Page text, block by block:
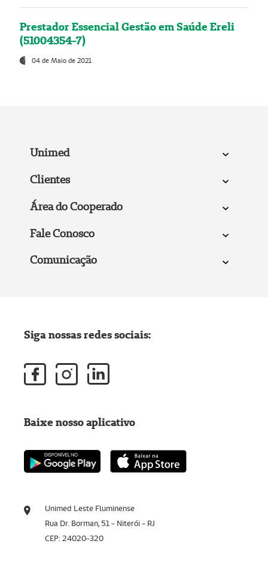
Prestador Essencial Gestão em Saúde Ereli
(51004354-7)
04 de Maio de 2021
Unimed
Clientes
Área do Cooperado
Fale Conosco
Comunicação
Unimed Leste Fluminense
Rua Dr. Borman, 51 - Niterói - RJ
CEP: 24020-320
Siga nossas redes sociais:
Baixe nosso aplicativo